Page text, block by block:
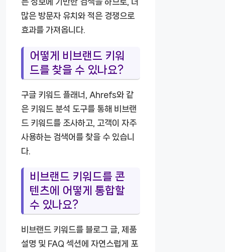
많은 방문자 유치와 적은 경쟁으로
효과를 가져옵니다.
어떻게 비브랜드 키워
드를 찾을 수 있나요?
구글 키워드 플래너, Ahrefs와 같
은 키워드 분석 도구를 통해 비브랜
드 키워드를 조사하고, 고객이 자주
사용하는 검색어를 찾을 수 있습니
다.
비브랜드 키워드를 콘
텐츠에 어떻게 통합할
수 있나요?
비브랜드 키워드를 블로그 글, 제품
설명 및 FAQ 섹션에 자연스럽게 포